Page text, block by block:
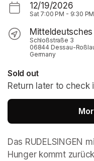
12/19/2026
Sat 7:00 PM - 9:30 PM
Schloßstraße 3
06844 Dessau-
Germany
Sold out
Return later to check
Das RUDELSINGEN
Hunger kommt